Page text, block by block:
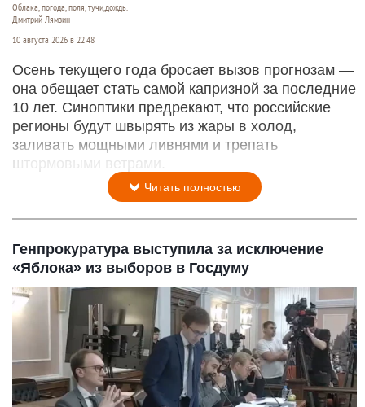
Облака, погода, поля, тучи,дождь.
Дмитрий Лямзин
10 августа 2026 в 22:48
Осень текущего года бросает вызов прогнозам —
она обещает стать самой капризной за последние
10 лет. Синоптики предрекают, что российские
регионы будут швырять из жары в холод,
заливать мощными ливнями и трепать
штормовыми ветрами.
Читать полностью
Генпрокуратура выступила за исключение
«Яблока» из выборов в Госдуму